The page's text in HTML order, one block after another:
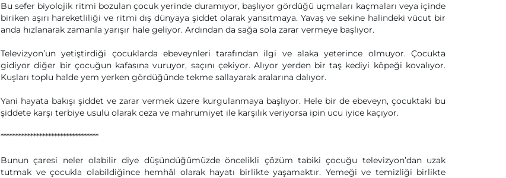
Bu sefer biyolojik ritmi bozulan çocuk yerinde duramıyor, başlıyor gördüğü uçmaları kaçmaları veya içinde
biriken aşırı hareketliliği ve ritmi dış dünyaya şiddet olarak yansıtmaya. Yavaş ve sekine halindeki vücut bir
anda hızlanarak zamanla yarışır hale geliyor. Ardından da sağa sola zarar vermeye başlıyor.
Televizyon’un yetiştirdiği çocuklarda ebeveynleri tarafından ilgi ve alaka yeterince olmuyor. Çocukta
gidiyor diğer bir çocuğun kafasına vuruyor, saçını çekiyor. Alıyor yerden bir taş kediyi köpeği kovalıyor.
Kuşları toplu halde yem yerken gördüğünde tekme sallayarak aralarına dalıyor.
Yani hayata bakışı şiddet ve zarar vermek üzere kurgulanmaya başlıyor. Hele bir de ebeveyn, çocuktaki bu
şiddete karşı terbiye usulü olarak ceza ve mahrumiyet ile karşılık veriyorsa ipin ucu iyice kaçıyor.
*********************************
Bunun çaresi neler olabilir diye düşündüğümüzde öncelikli çözüm tabiki çocuğu televizyon’dan uzak
tutmak ve çocukla olabildiğince hemhâl olarak hayatı birlikte yaşamaktır. Yemeği ve temizliği birlikte